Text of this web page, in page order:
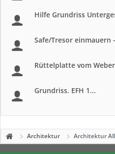
Hilfe Grundriss
Safe/Tresor einmauern
Rüttelplatte vom Weber
Grundriss. EFH 1...
Architektur Architektur